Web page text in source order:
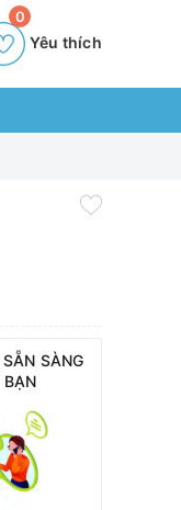
Yêu thích
0
SÀNG
BẠN